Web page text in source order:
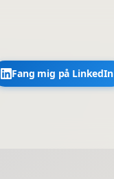
Fang mig på LinkedIn